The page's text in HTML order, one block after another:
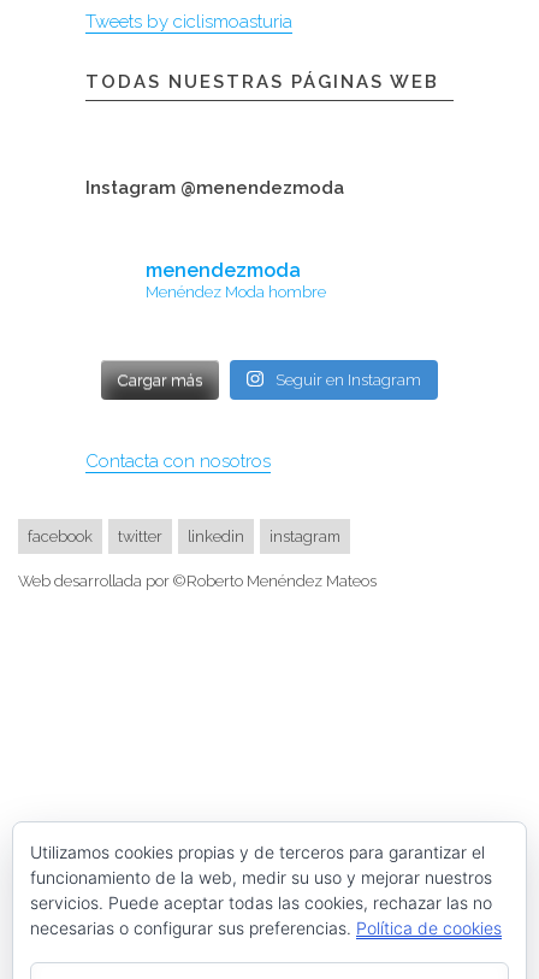
Tweets by ciclismoasturia
TODAS NUESTRAS PÁGINAS WEB
Instagram @menendezmoda
menendezmoda
Menéndez Moda hombre
Cargar más Seguir en Instagram
Contacta con nosotros
facebook twitter linkedin instagram
Web desarrollada por ©Roberto Menéndez Mateos
Utilizamos cookies propias y de terceros para garantizar el
funcionamiento de la web, medir su uso y mejorar nuestros
servicios. Puede aceptar todas las cookies, rechazar las no
necesarias o configurar sus preferencias. Política de cookies